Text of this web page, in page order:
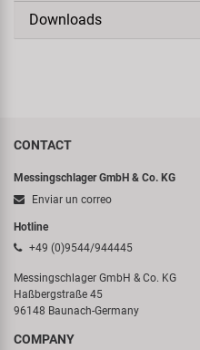
Downloads
CONTACT
Messingschlager GmbH & Co. KG
Enviar un correo
Hotline
+49 (0)9544/944445
Messingschlager GmbH & Co. KG
Haßbergstraße 45
96148 Baunach-Germany
COMPANY